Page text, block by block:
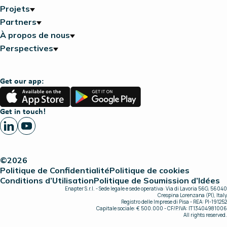
Projets
Partners
À propos de nous
Perspectives
Get our app:
App
Store
Google
Play
Get in touch!
©2026
Politique de ConfidentialitéPolitique de cookies
Conditions d’UtilisationPolitique de Soumission d’Idées
Enapter S.r.l. - Sede legale e sede operativa: Via di Lavoria 56G, 56040
Crespina Lorenzana (PI), Italy
Registro delle Imprese di Pisa - REA: PI-191252
Capitale sociale: € 500.000 - CF/P.IVA: IT13404981006
All rights reserved.